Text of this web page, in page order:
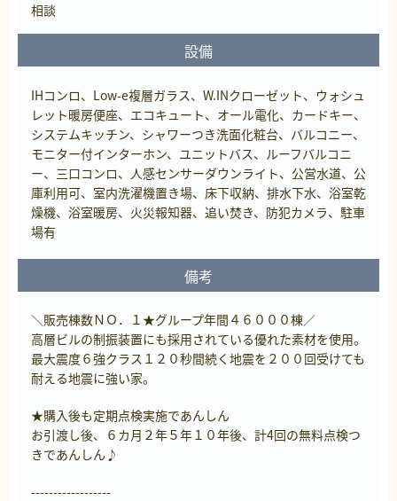
相談
設備
IHコンロ、Low-e複層ガラス、W.INクローゼット、ウォシュ
レット暖房便座、エコキュート、オール電化、カードキー、
システムキッチン、シャワーつき洗面化粧台、バルコニー、
モニター付インターホン、ユニットバス、ルーフバルコニ
ー、三口コンロ、人感センサーダウンライト、公営水道、公
庫利用可、室内洗濯機置き場、床下収納、排水下水、浴室乾
燥機、浴室暖房、火災報知器、追い焚き、防犯カメラ、駐車
場有
備考
＼販売棟数ＮＯ．１★グループ年間４６０００棟／
高層ビルの制振装置にも採用されている優れた素材を使用。
最大震度６強クラス１２０秒間続く地震を２００回受けても
耐える地震に強い家。
★購入後も定期点検実施であんしん
お引渡し後、６カ月２年５年１０年後、計4回の無料点検つ
きであんしん♪
------------------